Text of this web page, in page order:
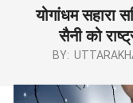
योगांधम सहारा
सैनी को
BY: